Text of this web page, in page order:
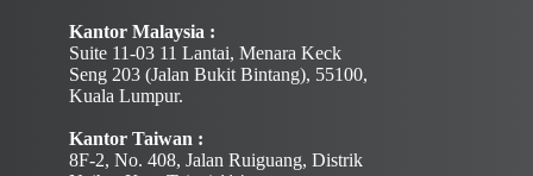
Kantor Malaysia :
Suite 11-03 11 Lantai, Menara Keck
Seng 203 (Jalan Bukit Bintang), 55100,
Kuala Lumpur.
Kantor Taiwan :
8F-2, No. 408, Jalan Ruiguang, Distrik